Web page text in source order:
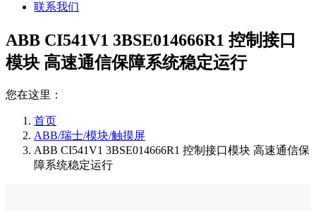
联系我们
ABB CI541V1 3BSE014666R1 控制接口
模块 高速通信保障系统稳定运行
您在这里：
首页
ABB/瑞士/模块/触摸屏
ABB CI541V1 3BSE014666R1 控制接口模块 高速通信保
障系统稳定运行